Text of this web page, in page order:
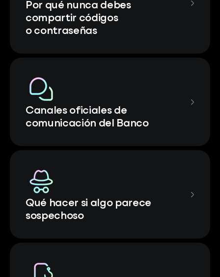
Por qué nunca debes
compartir códigos
o contraseñas
Canales oficiales de
comunicación del Banco
Qué hacer si algo parece
sospechoso